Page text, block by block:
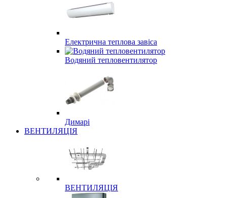
Електрична теплова завіса
Водяний тепловентилятор
Димарі
ВЕНТИЛЯЦІЯ
ВЕНТИЛЯЦІЯ